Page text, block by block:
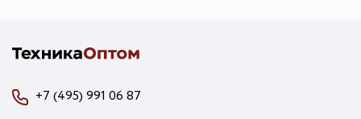
+7 (495) 991 06 87